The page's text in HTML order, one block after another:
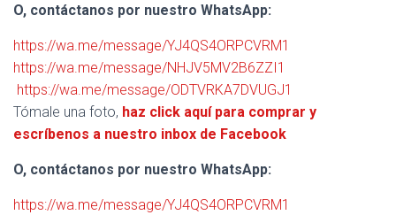
O, contáctanos por nuestro WhatsApp:
https://wa.me/message/YJ4QS4ORPCVRM1
https://wa.me/message/NHJV5MV2B6ZZI1
https://wa.me/message/ODTVRKA7DVUGJ1
Tómale una foto, haz click aquí para comprar y
escríbenos a nuestro inbox de Facebook
O, contáctanos por nuestro WhatsApp:
https://wa.me/message/YJ4QS4ORPCVRM1